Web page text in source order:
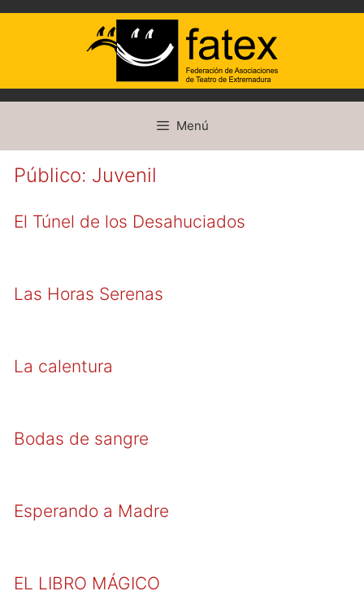
contenido
Menú
Público: Juvenil
El Túnel de los Desahuciados
Las Horas Serenas
La calentura
Bodas de sangre
Esperando a Madre
EL LIBRO MÁGICO